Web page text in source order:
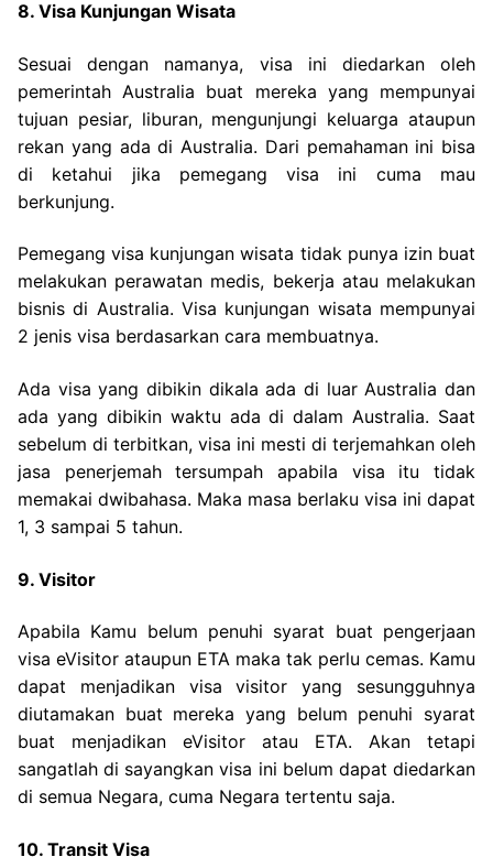
8. Visa Kunjungan Wisata
Sesuai dengan namanya, visa ini diedarkan oleh
pemerintah Australia buat mereka yang mempunyai
tujuan pesiar, liburan, mengunjungi keluarga ataupun
rekan yang ada di Australia. Dari pemahaman ini bisa
di ketahui jika pemegang visa ini cuma mau
berkunjung.
Pemegang visa kunjungan wisata tidak punya izin buat
melakukan perawatan medis, bekerja atau melakukan
bisnis di Australia. Visa kunjungan wisata mempunyai
2 jenis visa berdasarkan cara membuatnya.
Ada visa yang dibikin dikala ada di luar Australia dan
ada yang dibikin waktu ada di dalam Australia. Saat
sebelum di terbitkan, visa ini mesti di terjemahkan oleh
jasa penerjemah tersumpah apabila visa itu tidak
memakai dwibahasa. Maka masa berlaku visa ini dapat
1, 3 sampai 5 tahun.
9. Visitor
Apabila Kamu belum penuhi syarat buat pengerjaan
visa eVisitor ataupun ETA maka tak perlu cemas. Kamu
dapat menjadikan visa visitor yang sesungguhnya
diutamakan buat mereka yang belum penuhi syarat
buat menjadikan eVisitor atau ETA. Akan tetapi
sangatlah di sayangkan visa ini belum dapat diedarkan
di semua Negara, cuma Negara tertentu saja.
10. Transit Visa